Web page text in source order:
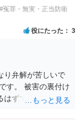
#冤罪・無実・正当防衛
役にたった 3
り弁解が苦しいで
す。 被害の裏付け
はずです。